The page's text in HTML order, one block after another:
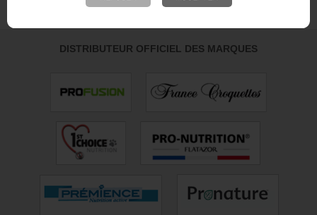
4.65/5
DISTRIBUTEUR OFFICIEL DES MARQUES